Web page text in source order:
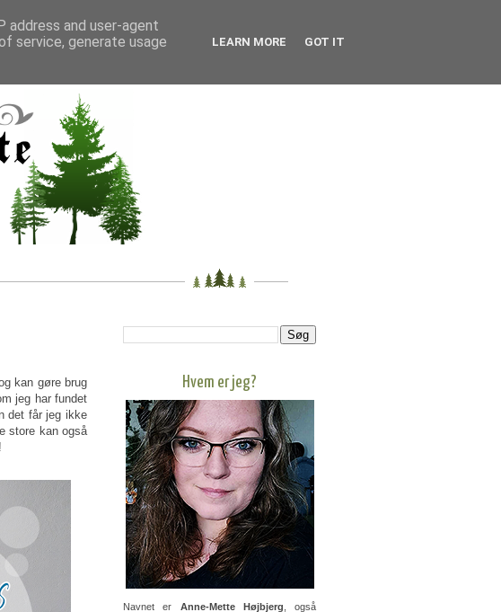
kan gøre brug
jeg har fundet
det får jeg ikke
store kan også
Hvem er jeg?
Navnet er Anne-Mette Højbjerg , også
address and user-agent
service, generate usage
LEARN MORE GOT IT